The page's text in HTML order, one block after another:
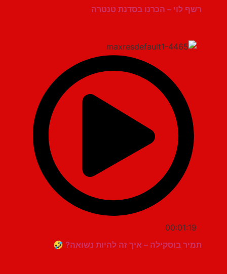
רשף לוי – הכרנו בסדנת טנטרה
00:01:19
תמיר בוסקילה – איך זה להיות נשואה? 🤣